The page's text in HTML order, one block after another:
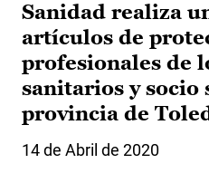
Sanidad realiza
artículos de
profesionales de
sanitarios y socio
provincia de
14 de Abril de 2020